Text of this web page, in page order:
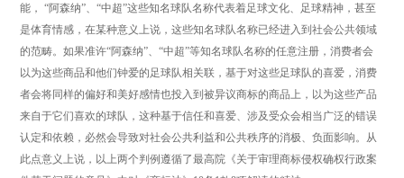
能， “阿森纳”、“中超”这些知名球队名称代表着足球文化、足球精神，甚至
是体育情感，在某种意义上说，这些知名球队名称已经进入到社会公共领域
的范畴。如果准许“阿森纳”、“中超”等知名球队名称的任意注册，消费者会
以为这些商品和他们钟爱的足球队相关联，基于对这些足球队的喜爱，消费
者会将同样的偏好和美好感情也投入到被异议商标的商品上，以为这些产品
来自于它们喜欢的球队，这种基于信任和喜爱、涉及受众会相当广泛的错误
认定和依赖，必然会导致对社会公共利益和公共秩序的消极、负面影响。从
此点意义上说，以上两个判例遵循了最高院《关于审理商标侵权确权行政案